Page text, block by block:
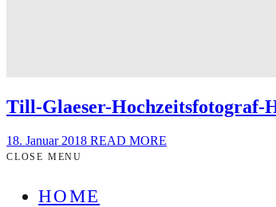
Till-Glaeser-Hochzeitsfotograf-
18. Januar 2018 READ MORE
CLOSE MENU
HOME